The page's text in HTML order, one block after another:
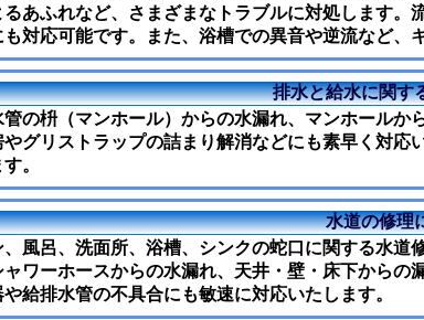
るあふれなど、さまざまなトラブルに対処します
対応可能です。また、浴槽での異音や逆流など、
排水と給水に関す
の枡（マンホール）からの水漏れ、マンホール
グリストラップの詰まり解消などにも素早く対
。
水道の修理
風呂、洗面所、浴槽、シンクの蛇口に関する水
ャワーホースからの水漏れ、天井・壁・床下から
給排水管の不具合にも敏速に対応いたします。